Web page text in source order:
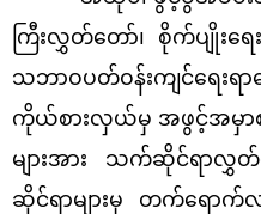
ကြီးလွှတ်တော်၊ စိုက်ပျိုးရေ
သဘာဝပတ်ဝန်းကျင်ရေ
ကိုယ်စားလှယ်မှ အဖွင့်အမှာစက
များအား သက်ဆိုင်ရာလွှတ်
ဆိုင်ရာများမှ တက်ရောက်